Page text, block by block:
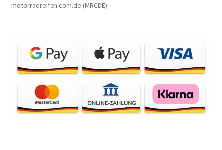
motorradreifen.com.de (MRCDE)